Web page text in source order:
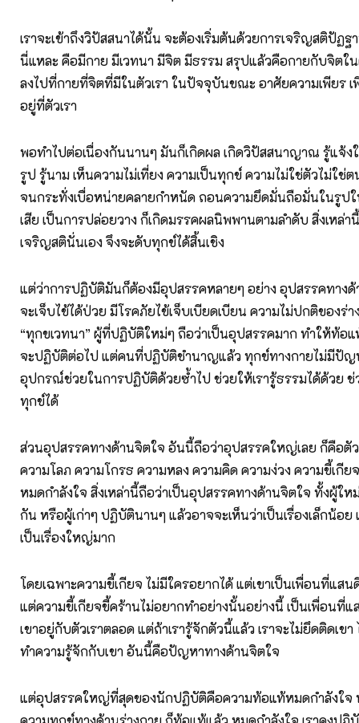
เราจะเข้าถึงวิปัสสนาได้นั้น จะต้องเริ่มต้นด้วยการเจริญสติปัฏฐ
นี่แหละ คือมีกาย มีเวทนา มีจิต มีธรรม สรุปแล้วคือกายกับจิตใน
ลงไปที่กายที่จิตที่มีในตัวเรา ในปัจจุบันขณะ อาศัยความเพียร
อยู่ที่ตัวเรา
พอทำไปต่อเนื่องกันนานๆ มันก็เกิดผล เกิดวิปัสสนาญาณ รู้แจ้งใ
รูป รู้นาม เห็นความไม่เที่ยง ความเป็นทุกข์ ความไม่ใช่ตัวไม่ใช่
จนกระทั่งเบื่อหน่ายคลายกำหนัด ถอนความยึดมั่นถือมั่นในรูป
เสีย เป็นการปล่อยวาง ก็เกิดมรรคผลนิพพานตามลำดับ สิ่งเหล่า
เจริญสตินั่นเอง จึงจะดับทุกข์ได้สิ้นเชิง
แต่ว่าการปฏิบัติมันก็ต้องมีอุปสรรคหลายๆ อย่าง อุปสรรคทางด้
จะเจ็บไข้ได้ป่วย มีโรคภัยไข้เจ็บเบียดเบียน ความไม่ปกติของร่า
“ทุกขเวทนา” ผู้ที่ปฏิบัติใหม่ๆ ถือว่าเป็นอุปสรรคมาก ทำให้ท้อ
จะปฏิบัติต่อไป แต่คนที่ปฏิบัติชำนาญแล้ว ทุกข์ทางกายไม่มีปัญ
อุปกรณ์ช่วยในการปฏิบัติด้วยซ้ำไป ช่วยให้เรารู้ธรรมได้ด้วย ช่
ทุกข์ได้
ส่วนอุปสรรคทางด้านจิตใจ อันนี้ถือว่าอุปสรรคใหญ่เลย ก็คือตัว
ความโลภ ความโกรธ ความหลง ความคิด ความง่วง ความขี้เกี
หมดกำลังใจ สิ่งเหล่านี้ถือว่าเป็นอุปสรรคทางด้านจิตใจ ทั้งผู้ให
กัน หรือผู้เก่าๆ ปฏิบัตินานๆ แล้วอาจจะเห็นว่าเป็นเรื่องเล็กน้อ
เป็นเรื่องใหญ่มาก
โดยเฉพาะความขี้เกียจ ไม่มีใครอยากได้ แต่เขาเป็นเพื่อนที่แส
แต่ความขี้เกียจขี้คร้านไม่อยากทำอย่างนั้นอย่างนี้ เป็นเพื่อนที่แ
เขาอยู่กับตัวเราตลอด แต่ถ้าเรารู้จักตัวนี้แล้ว เราจะไม่ยึดติดเขา
ทำความรู้จักกับเขา อันนี้คือปัญหาทางด้านจิตใจ
แต่อุปสรรคใหญ่ที่สุดของนักปฏิบัติคือความท้อแท้หมดกำลังใจ